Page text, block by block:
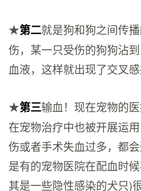
★第二就是狗和狗之间传
伤，某一只受伤的狗狗沾
血液，这样就出现了交叉感
★第三输血！现在宠物的
在宠物治疗中也被开展运
伤或者手术失血过多，都
是有的宠物医院在配血时
其是一些隐性感染的犬只)